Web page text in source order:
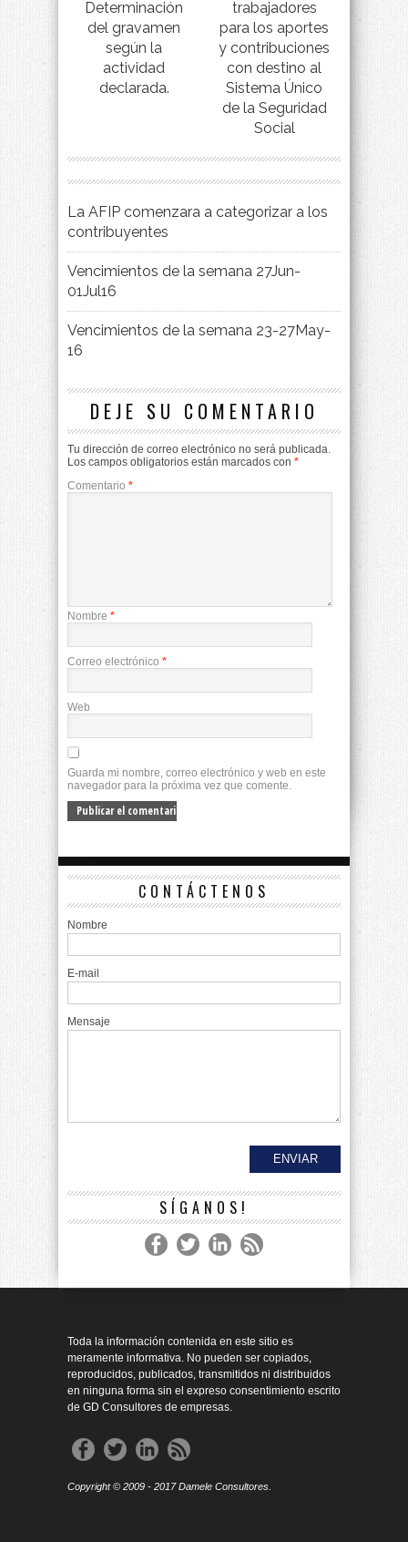
Determinación
del gravamen
según la
actividad
declarada.
trabajadores
para los aportes
y contribuciones
con destino al
Sistema Único
de la Seguridad
Social
La AFIP comenzara a categorizar a los
contribuyentes
Vencimientos de la semana 27Jun-
01Jul16
Vencimientos de la semana 23-27May-
16
DEJE SU COMENTARIO
Tu dirección de correo electrónico no será publicada.
Los campos obligatorios están marcados con *
Comentario *
Nombre *
Correo electrónico *
Web
Guarda mi nombre, correo electrónico y web en este
navegador para la próxima vez que comente.
CONTÁCTENOS
Nombre
E-mail
Mensaje
SÍGANOS!
Toda la información contenida en este sitio es
meramente informativa. No pueden ser copiados,
reproducidos, publicados, transmitidos ni distribuidos
en ninguna forma sin el expreso consentimiento escrito
de GD Consultores de empresas.
Copyright © 2009 - 2017 Damele Consultores.